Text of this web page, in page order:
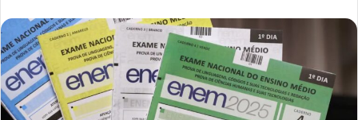
mail